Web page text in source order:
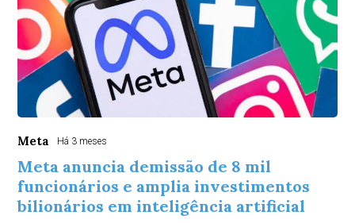
Meta Há 3 meses
Meta anuncia demissão de 8 mil
funcionários e amplia investimentos
bilionários em inteligência artificial